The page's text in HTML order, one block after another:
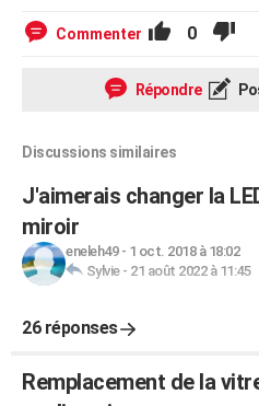
Commenter 0
Répondre
Discussions similaires
J'aimerais changer la
miroir
eneleh49- 1 oct. 2018 à 18:02
Sylvie- 21 août 2022 à 11:45
26 réponses
Remplacement de la